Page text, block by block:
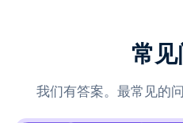
常
我们有答案。最常见的